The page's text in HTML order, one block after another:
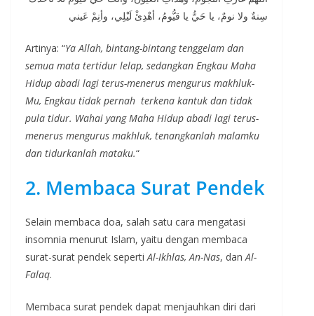
سِنةٌ ولا نومٌ، يا حَيُّ يا قيُّومُ، أهْدِئْ لَيْلِي، وأنِمْ عَيني
Artinya: “Ya Allah, bintang-bintang tenggelam dan
semua mata tertidur lelap, sedangkan Engkau Maha
Hidup abadi lagi terus-menerus mengurus makhluk-
Mu, Engkau tidak pernah terkena kantuk dan tidak
pula tidur. Wahai yang Maha Hidup abadi lagi terus-
menerus mengurus makhluk, tenangkanlah malamku
dan tidurkanlah mataku.“
2. Membaca Surat Pendek
Selain membaca doa, salah satu cara mengatasi
insomnia menurut Islam, yaitu dengan membaca
surat-surat pendek seperti Al-Ikhlas, An-Nas, dan Al-
Falaq.
Membaca surat pendek dapat menjauhkan diri dari